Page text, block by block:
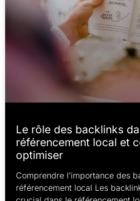
Le rôle des backlinks
référencement local et
optimiser
Comprendre l’importance des
référencement local Les